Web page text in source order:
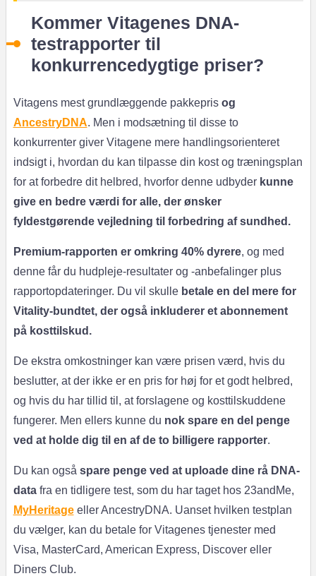
Kommer Vitagenes DNA-
testrapporter til
konkurrencedygtige priser?
Vitagens mest grundlæggende pakkepris og
AncestryDNA. Men i modsætning til disse to
konkurrenter giver Vitagene mere handlingsorienteret
indsigt i, hvordan du kan tilpasse din kost og træningsplan
for at forbedre dit helbred, hvorfor denne udbyder kunne
give en bedre værdi for alle, der ønsker
fyldestgørende vejledning til forbedring af sundhed.
Premium-rapporten er omkring 40% dyrere, og med
denne får du hudpleje-resultater og -anbefalinger plus
rapportopdateringer. Du vil skulle betale en del mere for
Vitality-bundtet, der også inkluderer et abonnement
på kosttilskud.
De ekstra omkostninger kan være prisen værd, hvis du
beslutter, at der ikke er en pris for høj for et godt helbred,
og hvis du har tillid til, at forslagene og kosttilskuddene
fungerer. Men ellers kunne du nok spare en del penge
ved at holde dig til en af de to billigere rapporter.
Du kan også spare penge ved at uploade dine rå DNA-
datafra en tidligere test, som du har taget hos 23andMe,
MyHeritageeller AncestryDNA. Uanset hvilken testplan
du vælger, kan du betale for Vitagenes tjenester med
Visa, MasterCard, American Express, Discover eller
Diners Club.